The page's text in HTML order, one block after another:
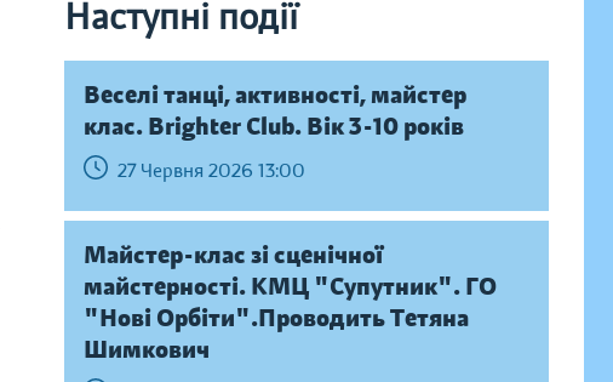
Наступні події
Веселі танці, активності, майстер
клас. Brighter Club. Вік 3-10 років
27 Червня 2026 13:00
Майстер-клас зі сценічної
майстерності. КМЦ "Супутник". ГО
"Нові Орбіти".Проводить Тетяна
Шимкович